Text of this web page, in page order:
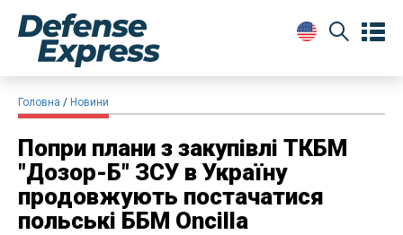
Головна Новини
Попри плани з закупівлі ТКБМ
"Дозор-Б" ЗСУ в Україну
продовжують постачатися
польські ББМ Oncilla